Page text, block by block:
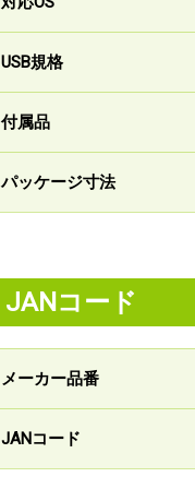
USB規格
付属品
パッケージ寸法
JANコード
メーカー品番
JANコード